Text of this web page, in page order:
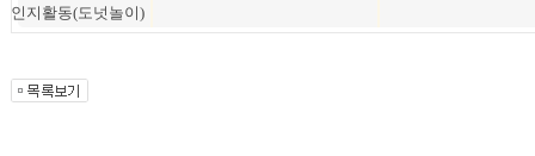
인지활동(도넛놀이)